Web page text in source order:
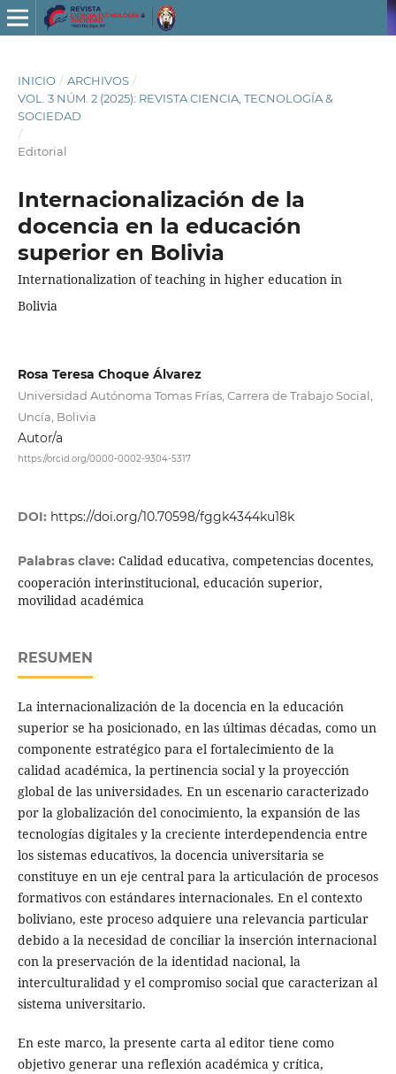
INICIO / ARCHIVOS /
VOL. 3 NÚM. 2 (2025): REVISTA CIENCIA, TECNOLOGÍA &
SOCIEDAD
/
Editorial
Internacionalización de la
docencia en la educación
superior en Bolivia
Internationalization of teaching in higher education in
Bolivia
Rosa Teresa Choque Álvarez
Universidad Autónoma Tomas Frías, Carrera de Trabajo Social,
Uncía, Bolivia
Autor/a
https://orcid.org/0000-0002-9304-5317
DOI: https://doi.org/10.70598/fggk4344ku18k
Palabras clave: Calidad educativa, competencias docentes,
cooperación interinstitucional, educación superior,
movilidad académica
RESUMEN
La internacionalización de la docencia en la educación
superior se ha posicionado, en las últimas décadas, como un
componente estratégico para el fortalecimiento de la
calidad académica, la pertinencia social y la proyección
global de las universidades. En un escenario caracterizado
por la globalización del conocimiento, la expansión de las
tecnologías digitales y la creciente interdependencia entre
los sistemas educativos, la docencia universitaria se
constituye en un eje central para la articulación de procesos
formativos con estándares internacionales. En el contexto
boliviano, este proceso adquiere una relevancia particular
debido a la necesidad de conciliar la inserción internacional
con la preservación de la identidad nacional, la
interculturalidad y el compromiso social que caracterizan al
sistema universitario.
En este marco, la presente carta al editor tiene como
objetivo generar una reflexión académica y crítica,